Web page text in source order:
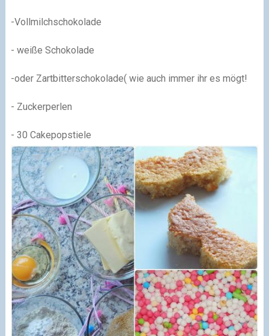
-Vollmilchschokolade
- weiße Schokolade
-oder Zartbitterschokolade( wie auch immer ihr es mögt!
- Zuckerperlen
- 30 Cakepopstiele